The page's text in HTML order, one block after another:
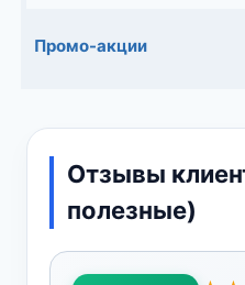
Промо-акции
Отзывы
полезные)